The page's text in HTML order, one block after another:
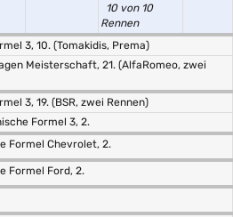
10 von 10
Rennen
3, 10. (Tomakidis, Prema)
Meisterschaft, 21. (AlfaRomeo, zwei
3, 19. (BSR, zwei Rennen)
Formel 3, 2.
Formel Chevrolet, 2.
Formel Ford, 2.